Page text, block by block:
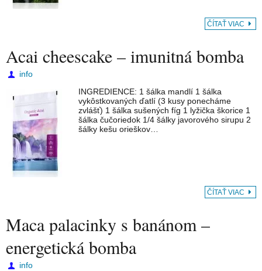
ČÍTAŤ VIAC
Acai cheescake – imunitná bomba
info
INGREDIENCE: 1 šálka mandlí 1 šálka
vykôstkovaných ďatlí (3 kusy ponecháme
zvlášť) 1 šálka sušených fíg 1 lyžička škorice 1
šálka čučoriedok 1/4 šálky javorového sirupu 2
šálky kešu orieškov…
ČÍTAŤ VIAC
Maca palacinky s banánom –
energetická bomba
info